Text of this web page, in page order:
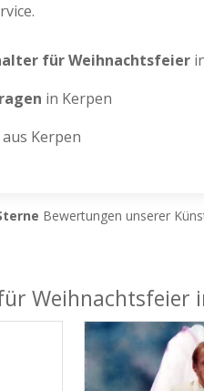
für Weihnachtsfeier
in Kerpen
aus Kerpen
Bewertungen unserer
Weihnachtsfeier